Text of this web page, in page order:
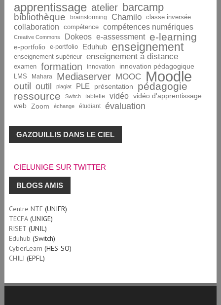
apprentissage atelier barcamp
bibliothèque brainstorming Chamilo classe inversée
collaboration compétence compétences numériques
Creative Commons Dokeos e-assessment e-learning
e-portfolio e-portfolio Eduhub enseignement
enseignement supérieur enseignement à distance
examen formation innovation innovation pédagogique
LMS Mahara Mediaserver MOOC Moodle
outil outil plagiat PLE présentation
pédagogie
ressource
Switch tablette vidéo
vidéo d'apprentissage
web
Zoom échange étudiant évaluation
GAZOUILLIS DANS LE CIEL
CIELUNIGE SUR TWITTER
BLOGS AMIS
Centre NTE(UNIFR)
TECFA(UNIGE)
RISET (UNIL)
Eduhub (Switch)
CyberLearn (HES-SO)
CHILI (EPFL)